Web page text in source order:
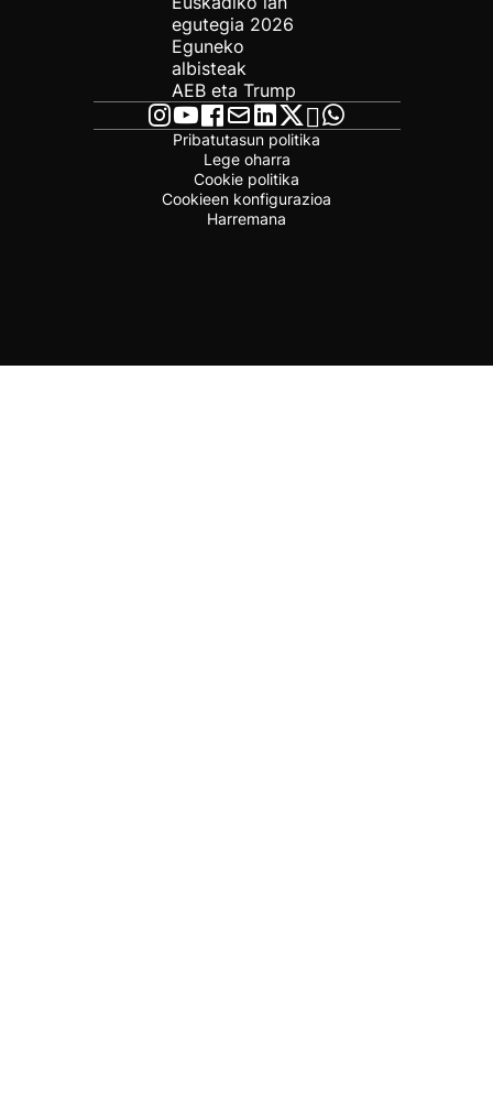
egutegia 2026
Eguneko
albisteak
AEB eta Trump
Pribatutasun politika
Lege oharra
Cookie politika
Cookieen konfigurazioa
Harremana